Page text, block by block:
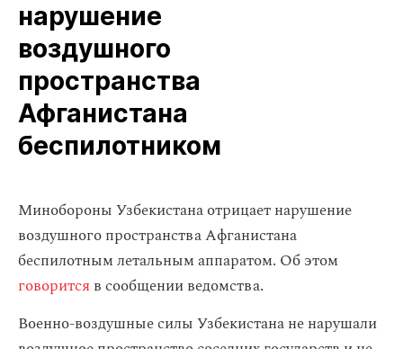
нарушение
воздушного
пространства
Афганистана
беспилотником
Минобороны Узбекистана отрицает нарушение
воздушного пространства Афганистана
беспилотным летальным аппаратом. Об этом
говорится в сообщении ведомства.
Военно-воздушные силы Узбекистана не нарушали